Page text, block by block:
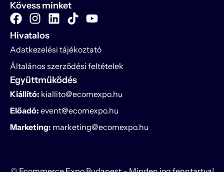
Kövess minket
Hivatalos
Adatkezelési tájékoztató
Általános szerződési feltételek
Együttműködés
Kiállító: kiallito@ecomexpo.hu
Előadó: event@ecomexpo.hu
Marketing: marketing@ecomexpo.hu